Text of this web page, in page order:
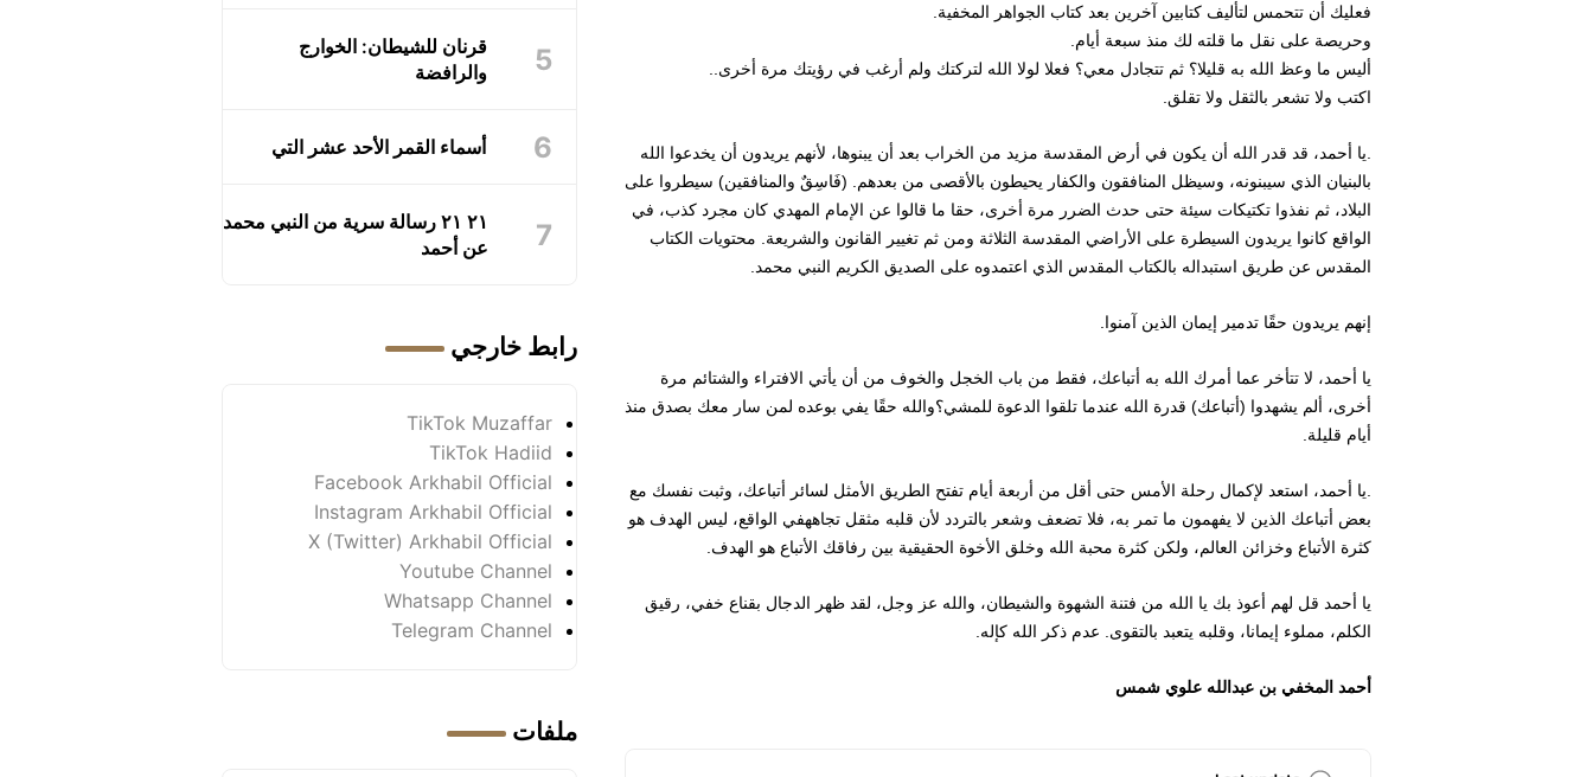
فعليك أن تتحمس لتأليف كتابين آخرين بعد كتاب الجواهر المخفية.
وحريصة على نقل ما قلته لك منذ سبعة أيام.
أليس ما وعظ الله به قليلا؟ ثم تتجادل معي؟ فعلا لولا الله لتركتك ولم أرغب في رؤيتك مرة أخرى..
اكتب ولا تشعر بالثقل ولا تقلق.
.يا أحمد، قد قدر الله أن يكون في أرض المقدسة مزيد من الخراب بعد أن يبنوها، لأنهم يريدون أن يخدعوا الله
بالبنيان الذي سيبنونه، وسيظل المنافقون والكفار يحيطون بالأقصى من بعدهم. (فَاسِقٌ والمنافقين) سيطروا على
البلاد، ثم نفذوا تكتيكات سيئة حتى حدث الضرر مرة أخرى، حقا ما قالوا عن الإمام المهدي كان مجرد كذب، في
الواقع كانوا يريدون السيطرة على الأراضي المقدسة الثلاثة ومن ثم تغيير القانون والشريعة. محتويات الكتاب
المقدس عن طريق استبداله بالكتاب المقدس الذي اعتمدوه على الصديق الكريم النبي محمد.
إنهم يريدون حقًا تدمير إيمان الذين آمنوا.
يا أحمد، لا تتأخر عما أمرك الله به أتباعك، فقط من باب الخجل والخوف من أن يأتي الافتراء والشتائم مرة
أخرى، ألم يشهدوا (أتباعك) قدرة الله عندما تلقوا الدعوة للمشي؟والله حقًا يفي بوعده لمن سار معك بصدق منذ
أيام قليلة.
.يا أحمد، استعد لإكمال رحلة الأمس حتى أقل من أربعة أيام تفتح الطريق الأمثل لسائر أتباعك، وثبت نفسك مع
بعض أتباعك الذين لا يفهمون ما تمر به، فلا تضعف وشعر بالتردد لأن قلبه مثقل تجاههفي الواقع، ليس الهدف هو
كثرة الأتباع وخزائن العالم، ولكن كثرة محبة الله وخلق الأخوة الحقيقية بين رفاقك الأتباع هو الهدف.
يا أحمد قل لهم أعوذ بك يا الله من فتنة الشهوة والشيطان، والله عز وجل، لقد ظهر الدجال بقناع خفي، رقيق
الكلم، مملوء إيمانا، وقلبه يتعبد بالتقوى. عدم ذكر الله كإله.
أحمد المخفي بن عبدالله علوي شمس
قرنان للشيطان: الخوارج
والرافضة
أسماء القمر الأحد عشر التي
٢١ ٢١ رسالة سرية من النبي محمد
عن أحمد
رابط خارجي
TikTok Muzaffar
TikTok Hadiid
Facebook Arkhabil Official
Instagram Arkhabil Official
X (Twitter) Arkhabil Official
Youtube Channel
Whatsapp Channel
Telegram Channel
ملفات